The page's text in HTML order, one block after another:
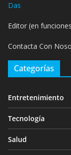
Das
Editor (en
Contacta Con
Categorías
Entretenimiento
Tecnología
Salud